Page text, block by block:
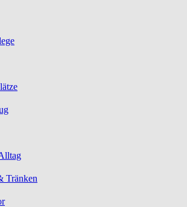
Tränken